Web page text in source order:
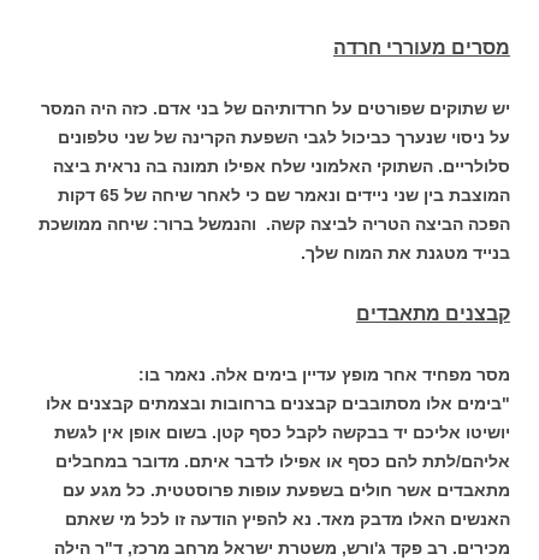
מסרים מעוררי חרדה
יש שתוקים שפורטים על חרדותיהם של בני אדם. כזה היה המסר
על ניסוי שנערך כביכול לגבי השפעת הקרינה של שני טלפונים
סלולריים. השתוקי האלמוני שלח אפילו תמונה בה נראית ביצה
המוצבת בין שני ניידים ונאמר שם כי לאחר שיחה של 65 דקות
הפכה הביצה הטריה לביצה קשה. והנמשל ברור: שיחה ממושכת
בנייד מטגנת את המוח שלך.
קבצנים מתאבדים
מסר מפחיד אחר מופץ עדיין בימים אלה. נאמר בו:
"בימים אלו מסתובבים קבצנים ברחובות ובצמתים קבצנים אלו
יושיטו אליכם יד בבקשה לקבל כסף קטן. בשום אופן אין לגשת
אליהם/לתת להם כסף או אפילו לדבר איתם. מדובר במחבלים
מתאבדים אשר חולים בשפעת עופות פרוסטטית. כל מגע עם
האנשים האלו מדבק מאד. נא להפיץ הודעה זו לכל מי שאתם
מכירים. רב פקד ג'ורש, משטרת ישראל מרחב מרכז, ד"ר הילה